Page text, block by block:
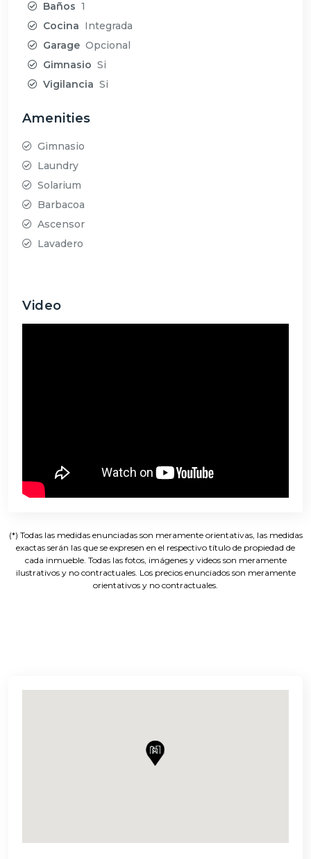
Baños 1
Cocina Integrada
Garage Opcional
Gimnasio Si
Vigilancia Si
Amenities
Gimnasio
Laundry
Solarium
Barbacoa
Ascensor
Lavadero
Video
(*) Todas las medidas enunciadas son meramente orientativas, las medidas
exactas serán las que se expresen en el respectivo título de propiedad de
cada inmueble. Todas las fotos, imágenes y videos son meramente
ilustrativos y no contractuales. Los precios enunciados son meramente
orientativos y no contractuales.